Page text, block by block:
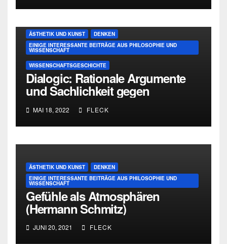
ÄSTHETIK UND KUNST
DENKEN
EINIGE INTERESSANTE BEITRÄGE AUS PHILOSOPHIE UND
WISSENSCHAFT
WISSENSCHAFTSGESCHICHTE
Dialogic: Rationale Argumente
und Sachlichkeit gegen
Personenkult und
Genieverehrung
MAI 18, 2022 FLECK
ÄSTHETIK UND KUNST
DENKEN
EINIGE INTERESSANTE BEITRÄGE AUS PHILOSOPHIE UND
WISSENSCHAFT
Gefühle als Atmosphären
(Hermann Schmitz)
JUNI 20, 2021 FLECK